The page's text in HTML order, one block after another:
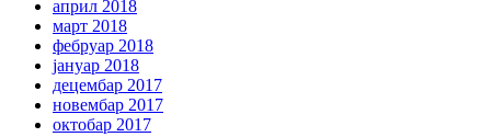
април 2018
март 2018
фебруар 2018
јануар 2018
децембар 2017
новембар 2017
октобар 2017